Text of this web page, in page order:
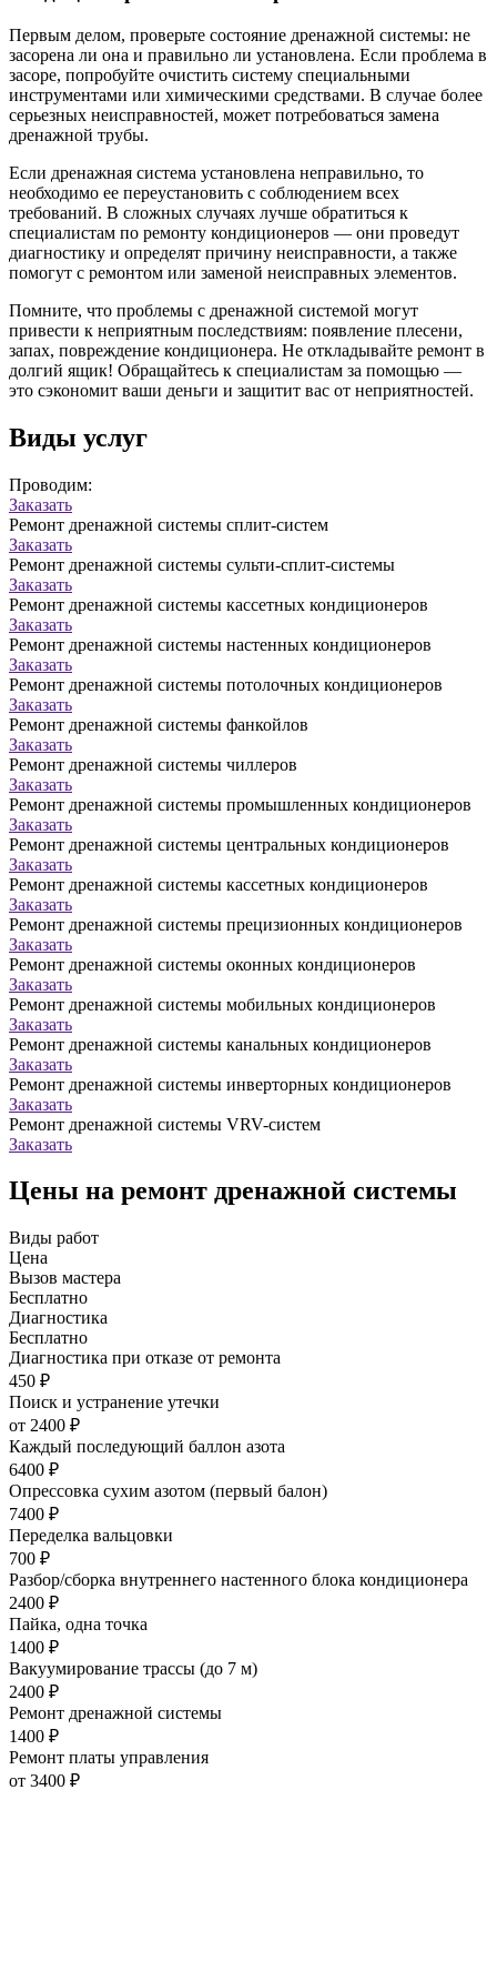
Первым делом, проверьте состояние дренажной системы: не
засорена ли она и правильно ли установлена. Если проблема в
засоре, попробуйте очистить систему специальными
инструментами или химическими средствами. В случае более
серьезных неисправностей, может потребоваться замена
дренажной трубы.
Если дренажная система установлена неправильно, то
необходимо ее переустановить с соблюдением всех
требований. В сложных случаях лучше обратиться к
специалистам по ремонту кондиционеров — они проведут
диагностику и определят причину неисправности, а также
помогут с ремонтом или заменой неисправных элементов.
Помните, что проблемы с дренажной системой могут
привести к неприятным последствиям: появление плесени,
запах, повреждение кондиционера. Не откладывайте ремонт в
долгий ящик! Обращайтесь к специалистам за помощью —
это сэкономит ваши деньги и защитит вас от неприятностей.
Виды услуг
Проводим:
Заказать
Ремонт дренажной системы сплит-систем
Заказать
Ремонт дренажной системы сульти-сплит-системы
Заказать
Ремонт дренажной системы кассетных кондиционеров
Заказать
Ремонт дренажной системы настенных кондиционеров
Заказать
Ремонт дренажной системы потолочных кондиционеров
Заказать
Ремонт дренажной системы фанкойлов
Заказать
Ремонт дренажной системы чиллеров
Заказать
Ремонт дренажной системы промышленных кондиционеров
Заказать
Ремонт дренажной системы центральных кондиционеров
Заказать
Ремонт дренажной системы кассетных кондиционеров
Заказать
Ремонт дренажной системы прецизионных кондиционеров
Заказать
Ремонт дренажной системы оконных кондиционеров
Заказать
Ремонт дренажной системы мобильных кондиционеров
Заказать
Ремонт дренажной системы канальных кондиционеров
Заказать
Ремонт дренажной системы инверторных кондиционеров
Заказать
Ремонт дренажной системы VRV-систем
Заказать
Цены на ремонт дренажной системы
Виды работ
Цена
Вызов мастера
Бесплатно
Диагностика
Бесплатно
Диагностика при отказе от ремонта
450 ₽
Поиск и устранение утечки
от 2400 ₽
Каждый последующий баллон азота
6400 ₽
Опрессовка сухим азотом (первый балон)
7400 ₽
Переделка вальцовки
700 ₽
Разбор/сборка внутреннего настенного блока кондиционера
2400 ₽
Пайка, одна точка
1400 ₽
Вакуумирование трассы (до 7 м)
2400 ₽
Ремонт дренажной системы
1400 ₽
Ремонт платы управления
от 3400 ₽